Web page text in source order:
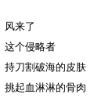
风来了
这个侵略者
持刀割破海的皮肤
挑起血淋淋的骨肉